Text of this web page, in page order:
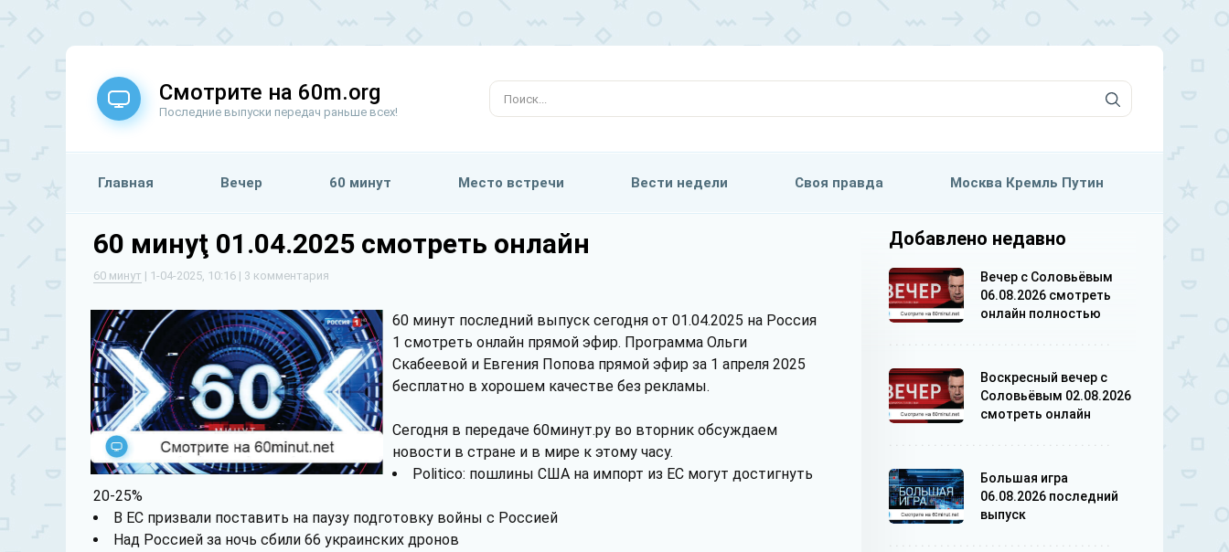
Смотрите на 60m.org
Последние выпуски передач раньше всех!
Главная Вечер 60 минут Место встречи Вести недели Своя правда Москва Кремль Путин
60 минуţ 01.04.2025 смотреть онлайн
60 минут | 1-04-2025, 10:16 | 3 комментария
60 минут последний выпуск сегодня от 01.04.2025 на Россия
1 смотреть онлайн прямой эфир. Программа Ольги
Скабеевой и Евгения Попова прямой эфир за 1 апреля 2025
бесплатно в хорошем качестве без рекламы.
Сегодня в передаче 60минут.ру во вторник обсуждаем
новости в стране и в мире к этому часу.
Politico: пошлины США на импорт из ЕС могут достигнуть
20-25%
В ЕС призвали поставить на паузу подготовку войны с Россией
Над Россией за ночь сбили 66 украинских дронов
Добавлено недавно
Вечер с Соловьёвым
06.08.2026 смотреть
онлайн полностью
Воскресный вечер с
Соловьёвым 02.08.2026
смотреть онлайн
Большая игра
06.08.2026 последний
выпуск